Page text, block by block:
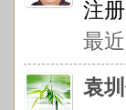
注
最
袁